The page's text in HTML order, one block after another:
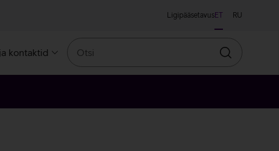
LigipääsetavusET RU
kontaktid
Otsin